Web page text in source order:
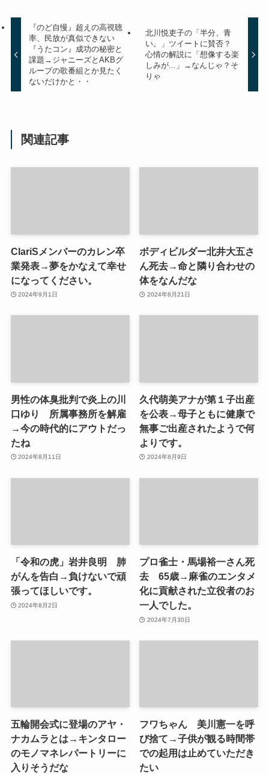
『のど自慢』超えの高視聴
率、民放が真似できない
『うたコン』成功の秘密と
課題→ジャニーズとAKBグ
ループの歌番組とか見たく
ないだけかと・・
北川悦吏子の「半分、青
い。」ツイートに賛否？
心情の解説に「想像する楽
しみが...」→なんじゃ？そ
りゃ
関連記事
ClariSメンバーのカレン卒
業発表→夢をかなえて幸せ
になってください。
2024年9月1日
ボディビルダー北井大五さ
ん死去→命と隣り合わせの
体をなんだな
2024年8月21日
男性の体臭批判で炎上の川
口ゆり 所属事務所を解雇
→今の時代的にアウトだっ
たね
2024年8月11日
久代萌美アナが第１子出産
を公表→母子ともに健康で
無事ご出産されたようで何
よりです。
2024年8月9日
「令和の虎」岩井良明 肺
がんを告白→負けないで頑
張ってほしいです。
2024年8月2日
プロ雀士・馬場裕一さん死
去 65歳→麻雀のエンタメ
化に貢献された立役者のお
一人でした。
2024年7月30日
五輪開会式に登場のアヤ・
ナカムラとは→キンタロー
のモノマネレパートリーに
入りそうだな
フワちゃん 美川憲一を呼
び捨て→子供が観る時間帯
での起用は止めていただき
たい